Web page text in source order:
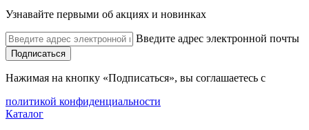
Узнавайте первыми об акциях и новинках
Введите адрес электронной почты
Подписаться
Нажимая на кнопку «Подписаться», вы соглашаетесь с
политикой конфиденциальности
Каталог